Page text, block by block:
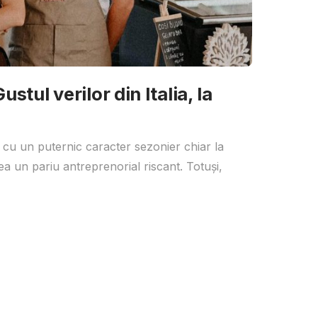
verilor din Italia, la
cu un puternic caracter sezonier chiar la
un pariu antreprenorial riscant. Totuși,